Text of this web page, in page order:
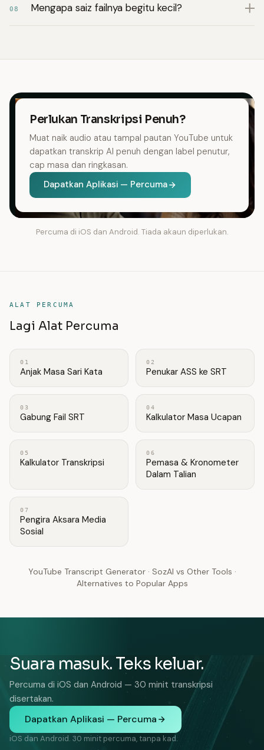
08 Mengapa saiz failnya begitu kecil?
Perlukan Transkripsi Penuh?
Muat naik audio atau tampal pautan YouTube untuk
dapatkan transkrip AI penuh dengan label penutur,
cap masa dan ringkasan.
Dapatkan Aplikasi — Percuma
Percuma di iOS dan Android. Tiada akaun diperlukan.
ALAT PERCUMA
Lagi Alat Percuma
01
Anjak Masa Sari Kata
02
Penukar ASS ke SRT
03
Gabung Fail SRT
04
Kalkulator Masa Ucapan
05
Kalkulator Transkripsi
06
Pemasa & Kronometer
Dalam Talian
07
Pengira Aksara Media
Sosial
YouTube Transcript Generator· SozAI vs Other Tools ·
Alternatives to Popular Apps
Suara masuk. Teks keluar.
Percuma di iOS dan Android — 30 minit transkripsi
disertakan.
Dapatkan Aplikasi — Percuma
iOS dan Android. 30 minit percuma, tanpa kad.